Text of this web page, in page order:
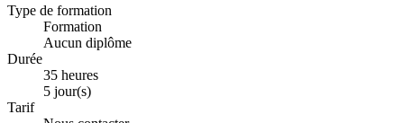
Type de formation
Formation
Aucun diplôme
Durée
35 heures
5 jour(s)
Tarif